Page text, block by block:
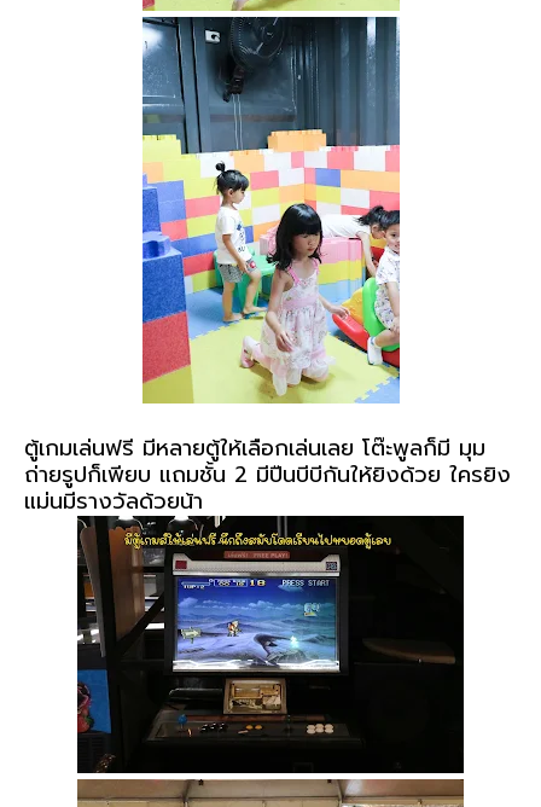
ตู้เกมเล่นฟรี มีหลายตู้ให้เลือกเล่นเลย โต๊ะพูลก็มี มุม
ถ่ายรูปก็เพียบ แถมชั้น 2 มีปืนบีบีกันให้ยิงด้วย ใครยิง
แม่นมีรางวัลด้วยน้า